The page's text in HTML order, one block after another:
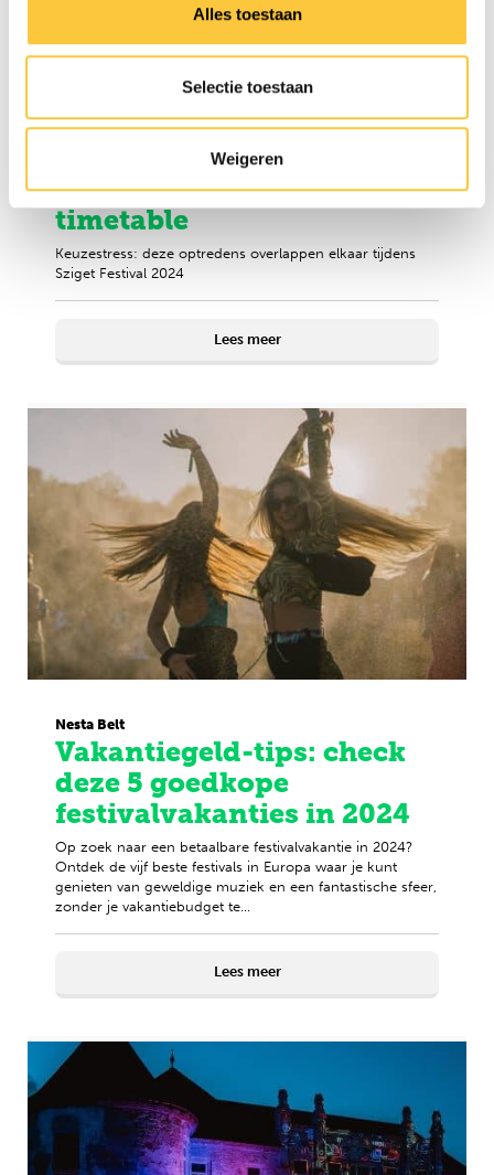
Alles toestaan
Selectie toestaan
Weigeren
Nesta Belt
Keuzestress: deze Sziget-
acts overlappen in de
timetable
Keuzestress: deze optredens overlappen elkaar tijdens
Sziget Festival 2024
Lees meer
Nesta Belt
Vakantiegeld-tips: check
deze 5 goedkope
festivalvakanties in 2024
Op zoek naar een betaalbare festivalvakantie in 2024?
Ontdek de vijf beste festivals in Europa waar je kunt
genieten van geweldige muziek en een fantastische sfeer,
zonder je vakantiebudget te...
Lees meer